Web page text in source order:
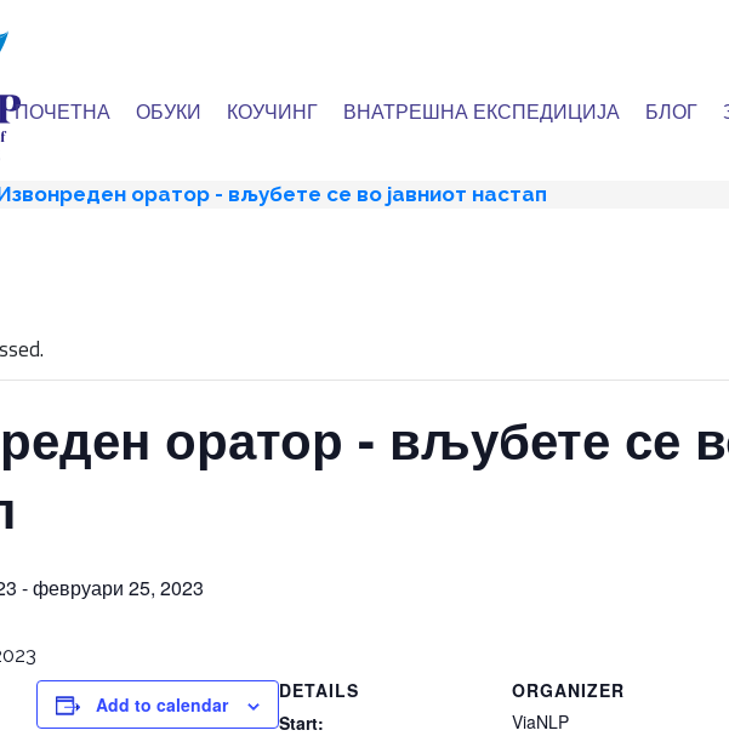
ПОЧЕТНА ОБУКИ КОУЧИНГ ВНАТРЕШНА ЕКСПЕДИЦИЈА БЛОГ
оратор - вљубете се во јавниот настап
оратор - вљубете се
-февруари 25, 2023
Add to calendar
DETAILS
Start:
ORGANIZER
ViaNLP